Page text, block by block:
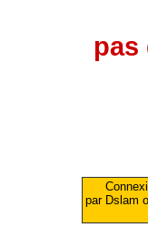
pas
par Dslam